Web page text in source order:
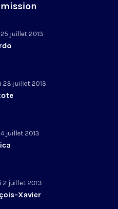
juillet 2013
23 juillet 2013
juillet 2013
2 juillet 2013
Xavier